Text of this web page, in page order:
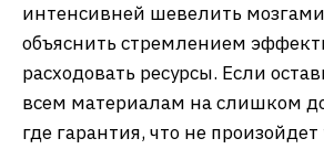
интенсивней шевелить
объяснить стремлением
расходовать ресурсы. Если
всем материалам на слишком
где гарантия, что не произойдет